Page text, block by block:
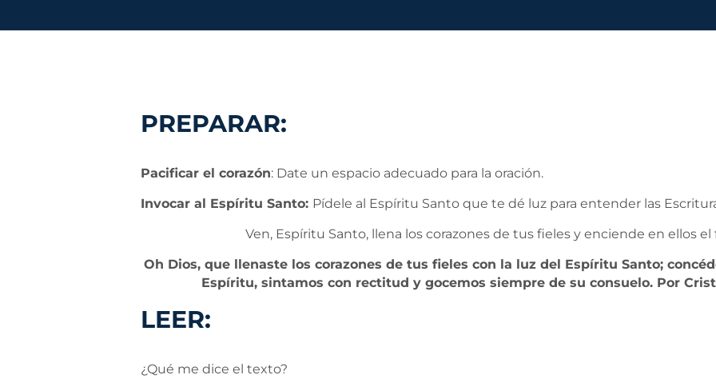
PREPARAR:
Pacificar el corazón: Date un espacio adecuado para la oración.
Invocar al Espíritu Santo: Pídele al Espíritu Santo que te dé luz para entender las
Ven, Espíritu Santo, llena los corazones de tus fieles y enciende en ellos
Oh Dios, que llenaste los corazones de tus fieles con la luz del Espíritu Santo;
Espíritu, sintamos con rectitud y gocemos siempre de su consuelo. Por
LEER:
¿Qué me dice el texto?